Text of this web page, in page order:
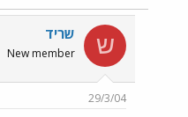
ש שריד
New member
29/3/04